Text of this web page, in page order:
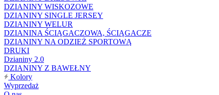
DZIANINY WISKOZOWE
DZIANINY SINGLE JERSEY
DZIANINY WELUR
DZIANINA ŚCIĄGACZOWA, ŚCIĄGACZE
DZIANINY NA ODZIEŻ SPORTOWĄ
DRUKI
Dzianiny 2.0
DZIANINY Z BAWEŁNY
Kolory
Wyprzedaż